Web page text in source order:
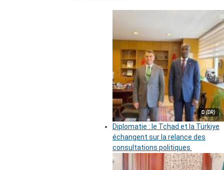
© (DR)
Diplomatie : le Tchad et la Türkiye
échangent sur la relance des
consultations politiques